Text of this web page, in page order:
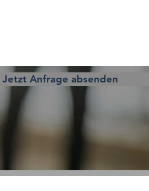
Jetzt Anfrage absenden